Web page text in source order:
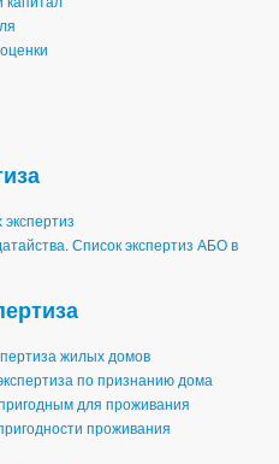
Список экспертиз АБО в
жилых домов
по признанию дома
для проживания
проживания